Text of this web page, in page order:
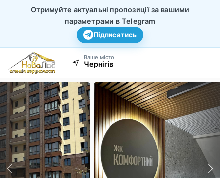
Отримуйте актуальні пропозиції за вашими
параметрами в Telegram
Підписатись
Ваше місто
Чернігів